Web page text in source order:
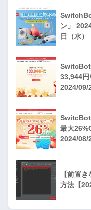
ン」
日（水）
SwitcBot
33,944
2024/09/
SwitcBot
最大
2024/08/
【前置
方法【